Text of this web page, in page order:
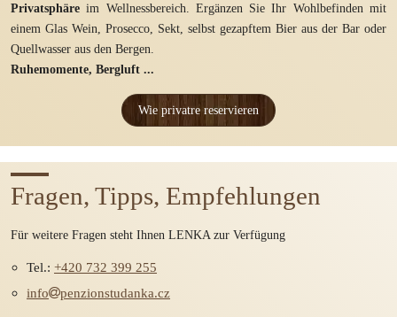
Privatsphäre im Wellnessbereich. Ergänzen Sie Ihr Wohlbefinden mit
einem Glas Wein, Prosecco, Sekt, selbst gezapftem Bier aus der Bar oder
Quellwasser aus den Bergen.
Ruhemomente, Bergluft ...
Wie privatre reservieren
Fragen, Tipps, Empfehlungen
Für weitere Fragen steht Ihnen LENKA zur Verfügung
Tel.: +420 732 399 255
info
penzionstudanka.cz